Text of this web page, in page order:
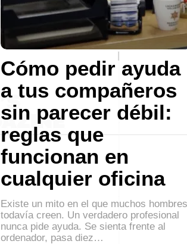
Cómo pedir ayuda
a tus compañeros
sin parecer débil:
reglas que
funcionan en
cualquier oficina
Existe un mito en el que muchos hombres
todavía creen. Un verdadero profesional
nunca pide ayuda. Se sienta frente al
ordenador, pasa diez…